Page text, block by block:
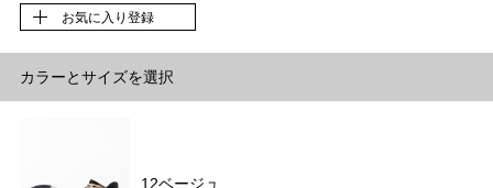
お気に入り登録
カラーとサイズを選択
12ベージュ